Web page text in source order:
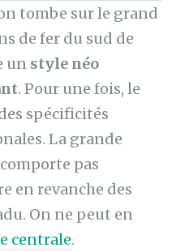
tombe sur le grand
de fer du sud de
un style néo
. Pour une fois, le
spécificités
La grande
pas
en revanche des
On ne peut en
centrale.